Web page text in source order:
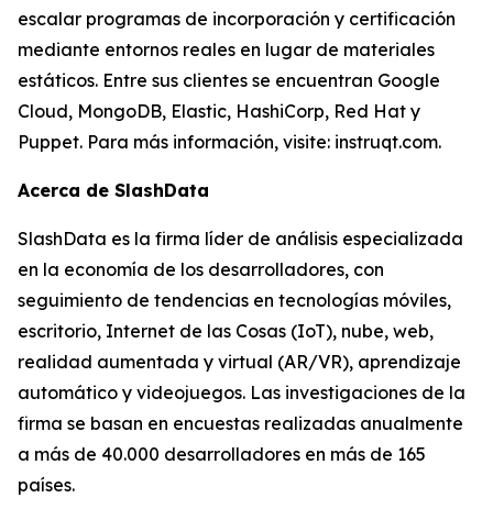
escalar programas de incorporación y certificación
mediante entornos reales en lugar de materiales
estáticos. Entre sus clientes se encuentran Google
Cloud, MongoDB, Elastic, HashiCorp, Red Hat y
Puppet. Para más información, visite: instruqt.com.
Acerca de SlashData
SlashData es la firma líder de análisis especializada
en la economía de los desarrolladores, con
seguimiento de tendencias en tecnologías móviles,
escritorio, Internet de las Cosas (IoT), nube, web,
realidad aumentada y virtual (AR/VR), aprendizaje
automático y videojuegos. Las investigaciones de la
firma se basan en encuestas realizadas anualmente
a más de 40.000 desarrolladores en más de 165
países.